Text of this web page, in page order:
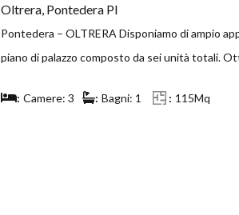
Oltrera, Pontedera PI
Pontedera – OLTRERA Disponiamo di ampio
piano di palazzo composto da sei unità totali.
Camere: 3 Bagni: 1 115Mq